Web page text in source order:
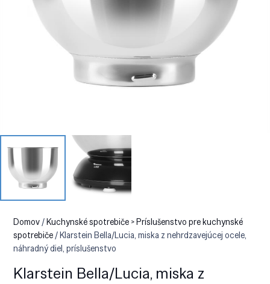
Domov/Kuchynské spotrebiče > Príslušenstvo pre kuchynské
spotrebiče/ Klarstein Bella/Lucia, miska z nehrdzavejúcej ocele,
náhradný diel, príslušenstvo
Klarstein Bella/Lucia, miska z